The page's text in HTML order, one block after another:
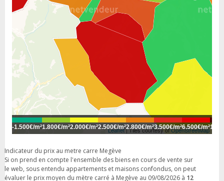
Leaflet| Tiles courtesy ofOpenStreetMap
-1.500€/m²1.800€/m²2.000€/m²2.500€/m²2.800€/m²3.500€/m²6.500€/m²
Indicateur du prix au metre carre Megève
Si on prend en compte l'ensemble des biens en cours de vente sur
le web, sous entendu appartements et maisons confondus, on peut
évaluer le prix moyen du mètre carré à Megève au 09/08/2026 à 12